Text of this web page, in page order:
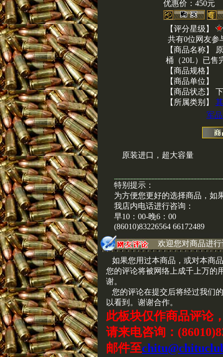
优惠价： 450元
【评分星级】
共有0位网友参
【商品名称】
桶（20L）已售
【商品规格】
【商品单位】
【商品状态】
【所属类别】
军
原装进口，超大容量
特别提示：
为方便您更好的选择商品，如
我店内电话进行咨询：
早10：00-晚6：00
(86010)83226564 66172489
欢迎您对商品进
如果您用过本商品，或对本商
您的评论将被网络上成千上万的
谢。
您的评论在提交后将经过我们
以看到。谢谢合作。
此板块仅作商品评论
请来电咨询：
邮件至